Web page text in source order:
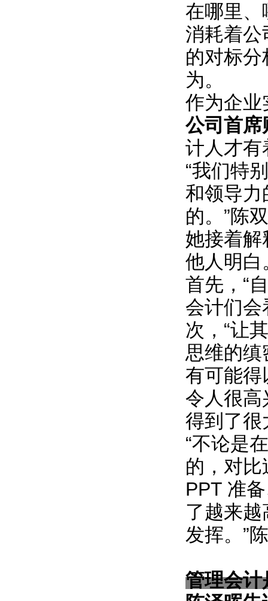
在哪里、
消耗着公
的对标
为。
作为企业
公司首席
计人才有
“我们特
和领导力
的。”陈
她接着解
他人明白
首先，“
会计们会
次，“让
思维的
有可能得
令人很
得到了很
“不论是
的，对
PPT 准
了越来
发挥。”
管理会计